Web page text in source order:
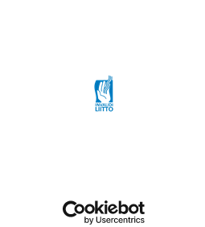
© Invalidiliitto ry